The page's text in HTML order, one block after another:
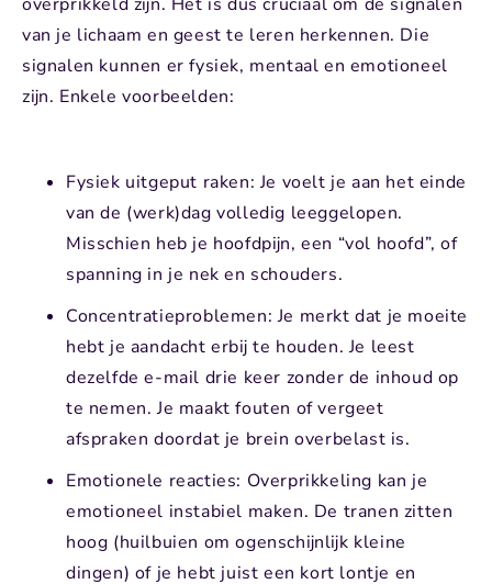
van je lichaam en geest te leren herkennen. Die
signalen kunnen er fysiek, mentaal en emotioneel
zijn. Enkele voorbeelden:
Fysiek uitgeput raken: Je voelt je aan het einde
van de (werk)dag volledig leeggelopen.
Misschien heb je hoofdpijn, een “vol hoofd”, of
spanning in je nek en schouders.
Concentratieproblemen: Je merkt dat je moeite
hebt je aandacht erbij te houden. Je leest
dezelfde e-mail drie keer zonder de inhoud op
te nemen. Je maakt fouten of vergeet
afspraken doordat je brein overbelast is.
Emotionele reacties: Overprikkeling kan je
emotioneel instabiel maken. De tranen zitten
hoog (huilbuien om ogenschijnlijk kleine
dingen) of je hebt juist een kort lontje en